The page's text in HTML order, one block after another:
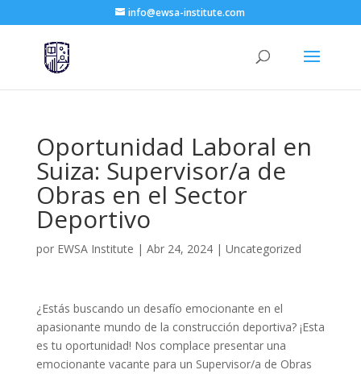
info@ewsa-institute.com
Oportunidad Laboral en
Suiza: Supervisor/a de
Obras en el Sector
Deportivo
por EWSA Institute | Abr 24, 2024| Uncategorized
¿Estás buscando un desafío emocionante en el
apasionante mundo de la construcción deportiva? ¡Esta
es tu oportunidad! Nos complace presentar una
emocionante vacante para un Supervisor/a de Obras